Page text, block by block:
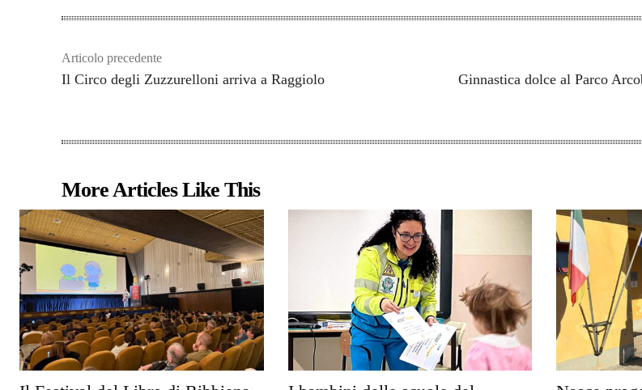
Articolo precedente
Il Circo degli Zuzzurelloni arriva a Raggiolo
Ginnastica dolce al Parco
More Articles Like This